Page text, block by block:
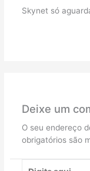
Skynet só
Deixe um
O seu endereço
obrigatórios são